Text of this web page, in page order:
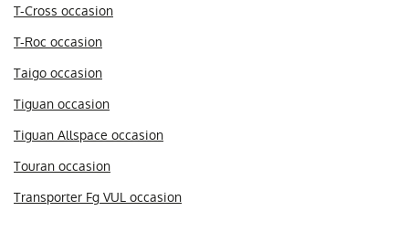
T-Cross occasion
T-Roc occasion
Taigo occasion
Tiguan occasion
Tiguan Allspace occasion
Touran occasion
Transporter Fg VUL occasion